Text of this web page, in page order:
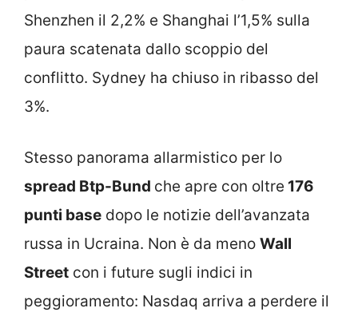
Shenzhen il 2,2% e Shanghai l’1,5% sulla
paura scatenata dallo scoppio del
conflitto. Sydney ha chiuso in ribasso del
3%.
Stesso panorama allarmistico per lo
spread Btp-Bund che apre con oltre 176
punti base dopo le notizie dell’avanzata
russa in Ucraina. Non è da meno Wall
Street con i future sugli indici in
peggioramento: Nasdaq arriva a perdere il